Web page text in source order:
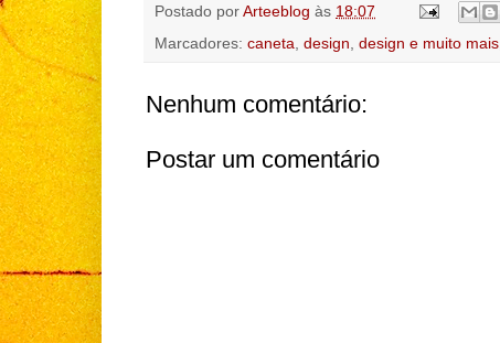
Postado porArteeblog às 18:07
Marcadores: caneta design design e muito mais
Nenhum comentário:
Postar um comentário